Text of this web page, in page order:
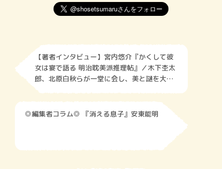
【著者インタビュー】宮内悠介『かくして彼
女は宴で語る 明治耽美派推理帖』／木下杢太
郎、北原白秋らが一堂に会し、美と謎を大い
に語る！
◎編集者コラム◎ 『消える息子』安東能明